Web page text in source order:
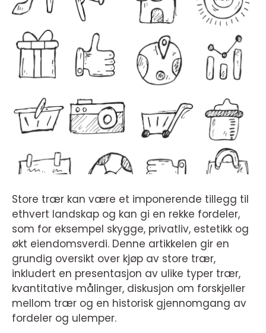
Store trær kan være et imponerende tillegg til
ethvert landskap og kan gi en rekke fordeler,
som for eksempel skygge, privatliv, estetikk og
økt eiendomsverdi. Denne artikkelen gir en
grundig oversikt over kjøp av store trær,
inkludert en presentasjon av ulike typer trær,
kvantitative målinger, diskusjon om forskjeller
mellom trær og en historisk gjennomgang av
fordeler og ulemper.